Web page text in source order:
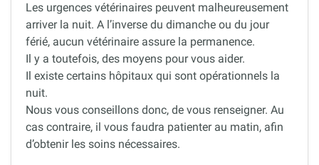
Les urgences vétérinaires peuvent malheureusement
arriver la nuit. A l’inverse du dimanche ou du jour
férié, aucun vétérinaire assure la permanence.
Il y a toutefois, des moyens pour vous aider.
Il existe certains hôpitaux qui sont opérationnels la
nuit.
Nous vous conseillons donc, de vous renseigner. Au
cas contraire, il vous faudra patienter au matin, afin
d’obtenir les soins nécessaires.